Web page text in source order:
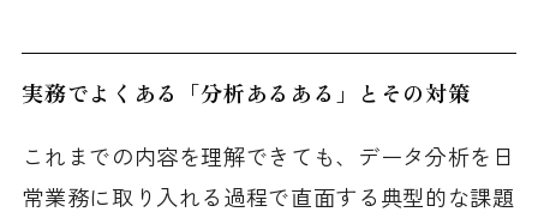
実務でよくある「分析あるある」とその対策
これまでの内容を理解できても、データ分析を日
常業務に取り入れる過程で直面する典型的な課題